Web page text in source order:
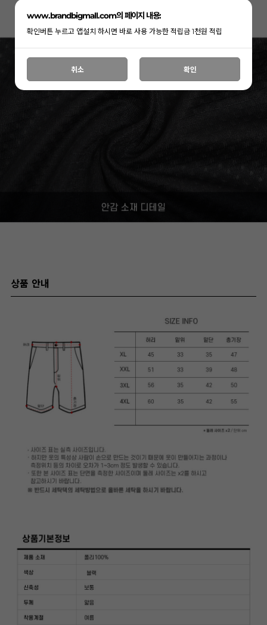
상품 안내
www.brandbigmall.com의 페이지 내용:
확인버튼 누르고 앱설치 하시면 바로 사용 가능한 적립금 1천원 적립
취소 확인